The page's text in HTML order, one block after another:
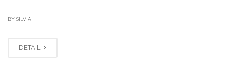
BY SILVIA
DETAIL